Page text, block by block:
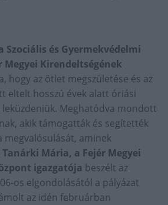
és Gyermekvédelmi
Megyei Kirendeltségének
hogy az ötlet megszületése és az
eltelt hosszú évek alatt óriási
Meghatódva mondott
akik támogatták és segítették
megvalósulását, aminek
Tanárki Mária, a Fejér Megyei
igazgatója beszélt az
os elgondolásától a pályázat
az idén februárban